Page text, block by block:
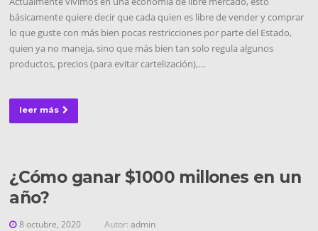
básicamente quiere decir que cada quien es libre de vender y comprar
lo que guste con más bien pocas restricciones por parte del Estado,
quien ya no maneja, sino que más bien tan solo regula algunos
productos, precios (para evitar cartelización),…
leer más
¿Cómo ganar $1000 millones en un
año?
8 octubre, 2020 Autor:admin